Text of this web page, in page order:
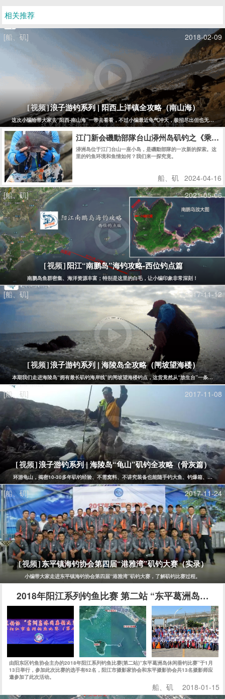
相关推荐
[船、矶] 2018-02-09
[视频]浪子游钓系列 | 阳西上洋镇全攻略（南山海）
这次小编给带大家去“阳西-南山海”一带去看看，不过小编最近龟气冲天，极招尽出但也无力回
江门新会磯動部隊台山漭州岛矶钓之《乘风
漭洲岛位于江门台山一座小岛，是磯動部隊的一次新的探索。这
里的钓鱼环境和鱼情如何？我们来一探究竟。
船、矶 2024-04-16
[船、矶]
2021-05-06
[视频]阳江“南鹏岛”海钓攻略-西位钓点篇
南鹏岛鱼群密集、海洋资源丰富；特别是这里的白毛，让小编印象非常深刻！
[船、矶] 2017-11-12
[视频] 浪子游钓系列 | 海陵岛全攻略（闸坡望海楼）
本期我们走进海陵岛“拥有最长矶钓海岸线”的闸坡望海楼钓点，这货竟然从“放生台”一条栈道
[船、矶] 2017-11-08
[视频]浪子游钓系列 | 海陵岛“龟山”矶钓全攻略（骨灰篇）
环游龟山，揭密10-30多年矶钓经验、不需窝料、不讲究装备也能随手钓大鱼、钓爆箱、追求"
[船、矶] 2017-11-24
[视频]东平镇海钓协会第四届“港雅湾”矶钓大赛（实录）
小编带大家走进东平镇海钓协会第四届“港雅湾”矶钓大赛，了解矶钓比赛过程。
2018年阳江系列钓鱼比赛 第二站 “东平葛洲岛休闲
由阳东区钓鱼协会主办的2018年阳江系列钓鱼比赛(第二站)“东平葛洲岛休闲垂钓比赛”于1月
13日举行，参加此次比赛的选手有62名，阳江市摄影家协会和东平摄影协会共13名摄影师应
邀参加了此次活动。
船、矶
2018-01-15